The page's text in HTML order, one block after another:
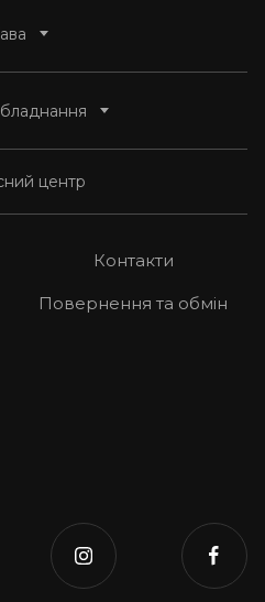
догляду
Чай
пюре-основи
еспресо
кавомашини
кавомашини
центр
Контакти
Повернення та обмін